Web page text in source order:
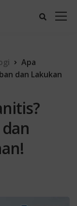
Apa
dan Lakukan